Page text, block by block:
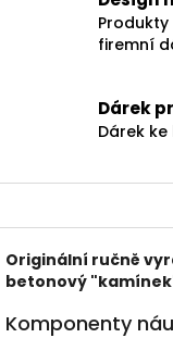
firemní
Dárek
Dárek
Originální ručně
betonový
Komponenty